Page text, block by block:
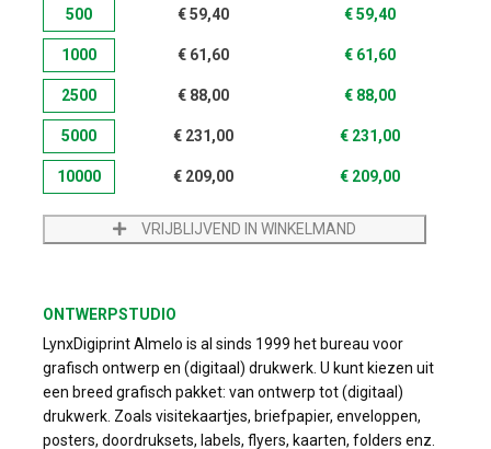
500 € 59,40 € 59,40
1000 € 61,60 € 61,60
2500 € 88,00 € 88,00
5000 € 231,00 € 231,00
10000 € 209,00 € 209,00
VRIJBLIJVEND IN WINKELMAND
ONTWERPSTUDIO
LynxDigiprint Almelo is al sinds 1999 het bureau voor
grafisch ontwerp en (digitaal) drukwerk. U kunt kiezen uit
een breed grafisch pakket: van ontwerp tot (digitaal)
drukwerk. Zoals visitekaartjes, briefpapier, enveloppen,
posters, doordruksets, labels, flyers, kaarten, folders enz.